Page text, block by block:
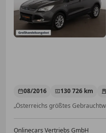
08/2016 130 726 km
„Österreichs größtes
Onlinecars Vertriebs GmbH